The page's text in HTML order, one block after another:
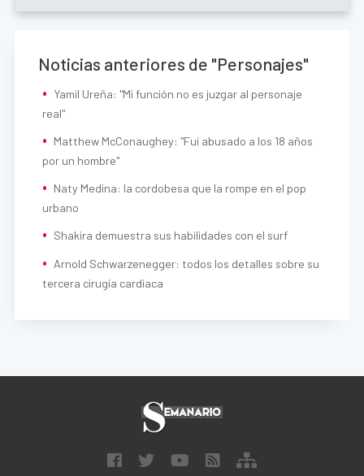
Noticias anteriores de "Personajes"
Yamil Ureña: "Mi función no es juzgar al personaje
real"
Matthew McConaughey: "Fuí abusado a los 18 años
por un hombre"
Naty Medina: la cordobesa que la rompe en el pop
urbano
Shakira demuestra sus habilidades con el surf
Arnold Schwarzenegger: todos los detalles sobre su
tercera cirugía cardíaca